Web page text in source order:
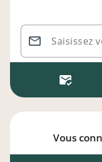
Saisissez
Vous